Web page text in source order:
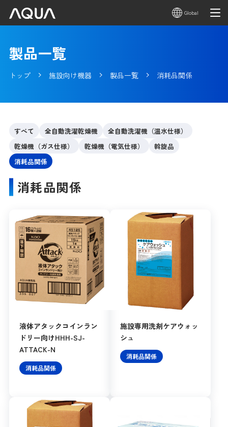
Global
製品一覧
トップ 施設向け機器 製品一覧 消耗品関係
すべて 全自動洗濯乾燥機
全自動洗濯機（温水仕様）
乾燥機（ガス仕様）
乾燥機（電気仕様）
斡旋品
消耗品関係
消耗品関係
液体アタックコインラン
ドリー向けHHH-SJ-
ATTACK-N
消耗品関係
施設専用洗剤ケアウォッ
シュ
消耗品関係